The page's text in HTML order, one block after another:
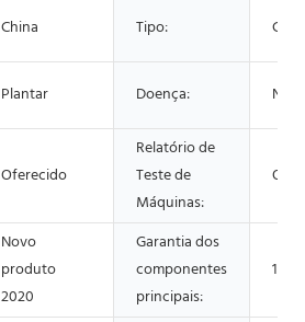
China Tipo:
Plantar Doença:
Oferecido
Relatório de
Teste de
Máquinas:
Novo
produto
2020
Garantia dos
componentes
principais:
1 ano